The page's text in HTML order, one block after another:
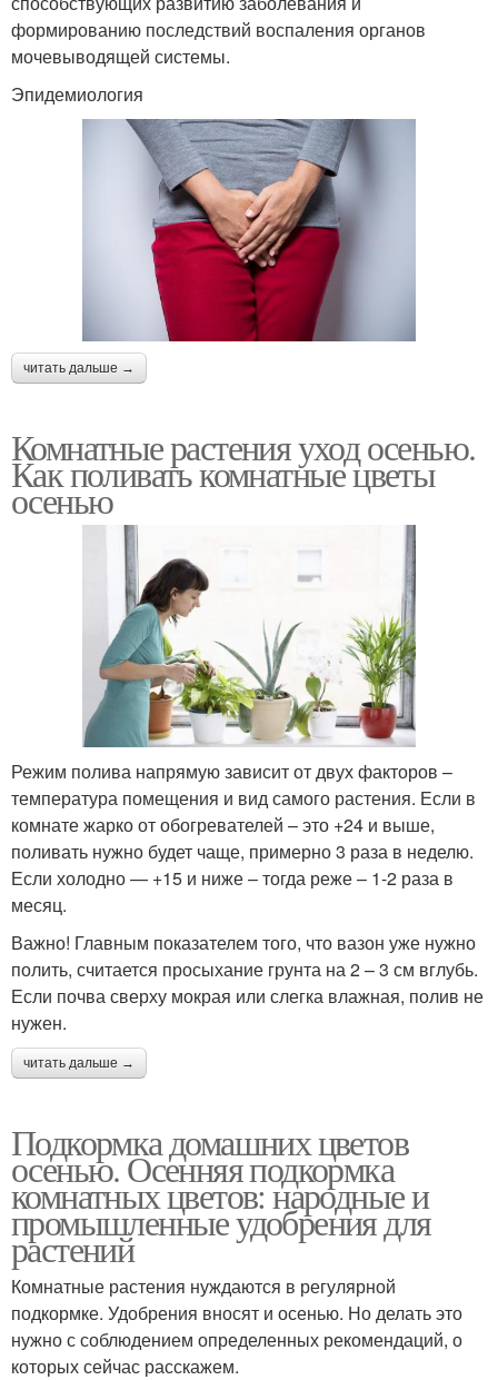
формированию последствий воспаления органов
мочевыводящей системы.
Эпидемиология
читать дальше →
Комнатные растения уход осенью.
Как поливать комнатные цветы
осенью
Режим полива напрямую зависит от двух факторов –
температура помещения и вид самого растения. Если в
комнате жарко от обогревателей – это +24 и выше,
поливать нужно будет чаще, примерно 3 раза в неделю.
Если холодно — +15 и ниже – тогда реже – 1-2 раза в
месяц.
Важно! Главным показателем того, что вазон уже нужно
полить, считается просыхание грунта на 2 – 3 см вглубь.
Если почва сверху мокрая или слегка влажная, полив не
нужен.
читать дальше →
Подкормка домашних цветов
осенью. Осенняя подкормка
комнатных цветов: народные и
промышленные удобрения для
растений
Комнатные растения нуждаются в регулярной
подкормке. Удобрения вносят и осенью. Но делать это
нужно с соблюдением определенных рекомендаций, о
которых сейчас расскажем.